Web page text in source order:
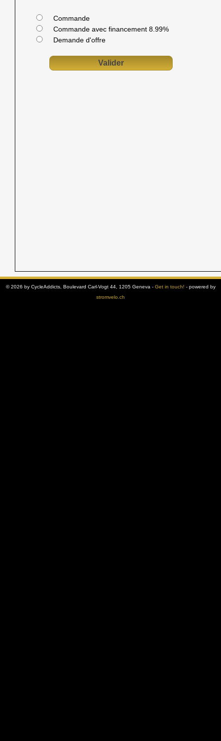
Commande
Commande avec financement 8.99%
Demande d'offre
© 2026 by CycleAddicts, Boulevard Carl-Vogt 44, 1205 Geneva - Get in touch! - powered by
stromvelo.ch